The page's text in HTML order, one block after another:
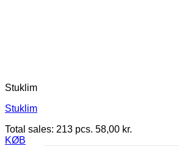
Stuklim
Stuklim
Total sales: 213 pcs. 58,00 kr.
KØB